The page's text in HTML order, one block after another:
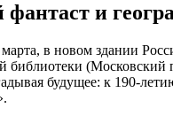
и
в новом здании
библиотеки (Московский
будущее: к 190-